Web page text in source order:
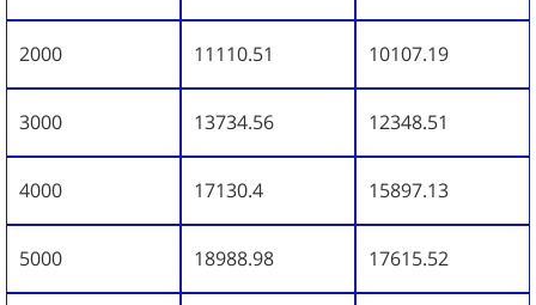
2000 11110.51 10107.19
3000 13734.56 12348.51
4000 17130.4 15897.13
5000 18988.98 17615.52